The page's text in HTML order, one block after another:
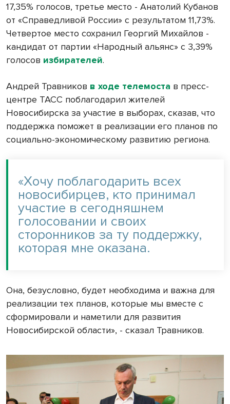
17,35% голосов, третье место - Анатолий Кубанов
от «Справедливой России» с результатом 11,73%.
Четвертое место сохранил Георгий Михайлов -
кандидат от партии «Народный альянс» с 3,39%
голосов избирателей.
Андрей Травников в ходе телемоста в пресс-
центре ТАСС поблагодарил жителей
Новосибирска за участие в выборах, сказав, что
поддержка поможет в реализации его планов по
социально-экономическому развитию региона.
«Хочу поблагодарить всех
новосибирцев, кто принимал
участие в сегодняшнем
голосовании и своих
сторонников за ту поддержку,
которая мне оказана.
Она, безусловно, будет необходима и важна для
реализации тех планов, которые мы вместе с
сформировали и наметили для развития
Новосибирской области», - сказал Травников.